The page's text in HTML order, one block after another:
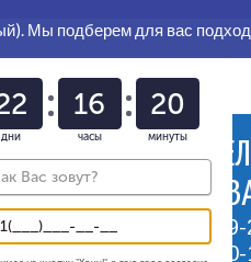
бассейн (сезонный)
бассейн с минеральной
Мы подберем для вас
ОТДЕЛ
8 (918)
8 (800)
дни
16
часы
20
минуты